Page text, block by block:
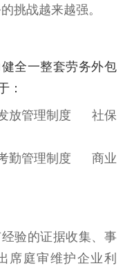
挑战越来越强。
全一整套劳务外包
：
放管理制度 社保
勤管理制度 商业
验的证据收集、事
席庭审维护企业利